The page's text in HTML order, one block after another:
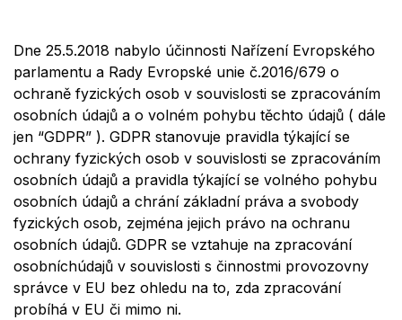
Dne 25.5.2018 nabylo účinnosti Nařízení Evropského
parlamentu a Rady Evropské unie č.2016/679 o
ochraně fyzických osob v souvislosti se zpracováním
osobních údajů a o volném pohybu těchto údajů ( dále
jen “GDPR” ). GDPR stanovuje pravidla týkající se
ochrany fyzických osob v souvislosti se zpracováním
osobních údajů a pravidla týkající se volného pohybu
osobních údajů a chránízákladní práva a svobody
fyzických osob, zejména jejich právo na ochranu
osobních údajů. GDPR se vztahuje na zpracování
osobníchúdajů v souvislosti s činnostmi provozovny
správce v EU bez ohledu na to, zda zpracování
probíhá v EU či mimo ni.